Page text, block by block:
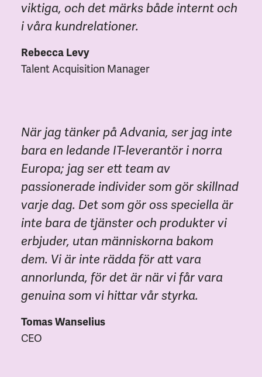
viktiga, och det märks både internt och
i våra kundrelationer.
Rebecca Levy
Talent Acquisition Manager
När jag tänker på Advania, ser jag inte
bara en ledande IT-leverantör i norra
Europa; jag ser ett team av
passionerade individer som gör skillnad
varje dag. Det som gör oss speciella är
inte bara de tjänster och produkter vi
erbjuder, utan människorna bakom
dem. Vi är inte rädda för att vara
annorlunda, för det är när vi får vara
genuina som vi hittar vår styrka.
Tomas Wanselius
CEO